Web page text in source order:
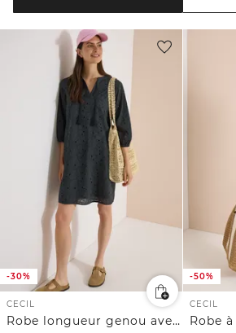
-30%
CECIL
Robe longueur genou avec manches 3/4 et broderie
-50%
CECIL